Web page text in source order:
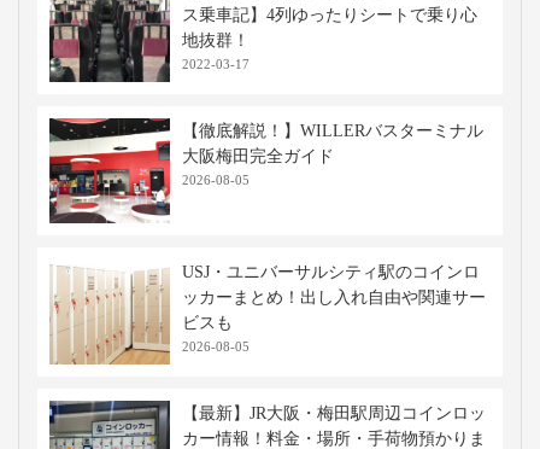
ス乗車記】4列ゆったりシートで乗り心
地抜群！
2022-03-17
【徹底解説！】WILLERバスターミナル
大阪梅田完全ガイド
2026-08-05
USJ・ユニバーサルシティ駅のコインロ
ッカーまとめ！出し入れ自由や関連サー
ビスも
2026-08-05
【最新】JR大阪・梅田駅周辺コインロッ
カー情報！料金・場所・手荷物預かりま